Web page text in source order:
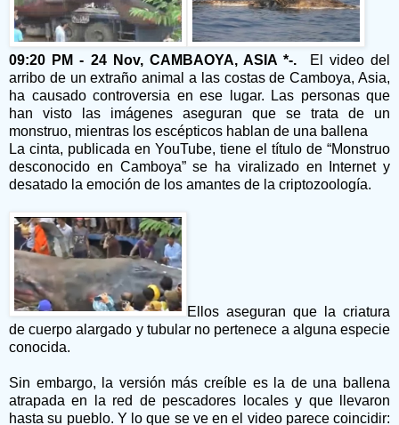
09:20 PM - 24 Nov, CAMBAOYA, ASIA *-. El video del
arribo de un extraño animal a las costas de Camboya, Asia,
ha causado controversia en ese lugar. Las personas que
han visto las imágenes aseguran que se trata de un
monstruo, mientras los escépticos hablan de una ballena
La cinta, publicada en YouTube, tiene el título de “Monstruo
desconocido en Camboya” se ha viralizado en Internet y
desatado la emoción de los amantes de la criptozoología.
Ellos aseguran que la criatura
de cuerpo alargado y tubular no pertenece a alguna especie
conocida.
Sin embargo, la versión más creíble es la de una ballena
atrapada en la red de pescadores locales y que llevaron
hasta su pueblo. Y lo que se ve en el video parece coincidir: